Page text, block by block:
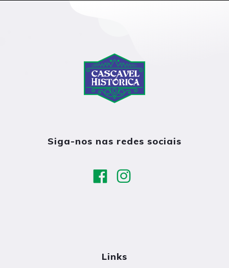
Siga-nos nas redes sociais
Links